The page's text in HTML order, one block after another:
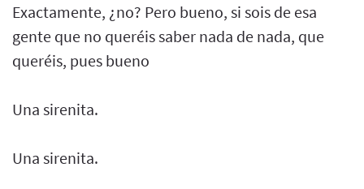
Exactamente, ¿no? Pero bueno, si sois de esa
gente que no queréis saber nada de nada, que
queréis, pues bueno
Una sirenita.
Una sirenita.